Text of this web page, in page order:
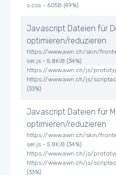
s.css - 605B (49%)
Javascript Dateien für
optimieren/reduzieren
https://www.awn.ch/skin/
sel.js - 5.8KiB (34%)
https://www.awn.ch/js/
https://www.awn.ch/js/
(33%)
Javascript Dateien für
optimieren/reduzieren
https://www.awn.ch/skin/
sel.js - 5.8KiB (34%)
https://www.awn.ch/js/
https://www.awn.ch/js/
(33%)